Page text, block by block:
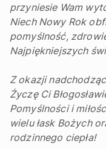
przyniesie Wam
Niech Nowy Rok
pomyślność,
Najpiękniejszych
Z okazji
Życzę Ci
Pomyślności i
wielu łask Bożych
rodzinnego ciepła!